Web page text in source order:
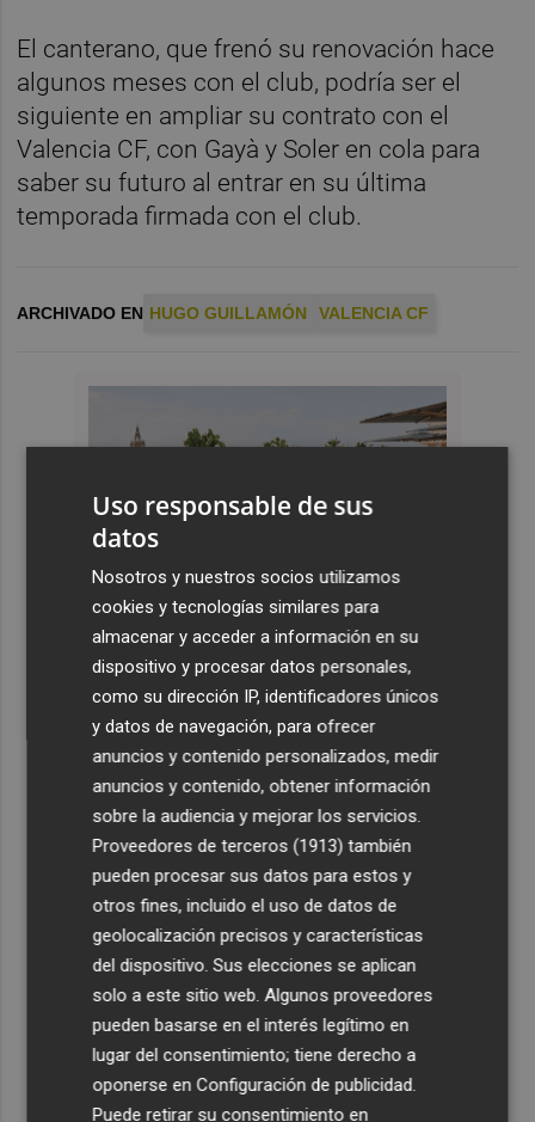
El canterano, que frenó su renovación hace
algunos meses con el club, podría ser el
siguiente en ampliar su contrato con el
Valencia CF, con Gayà y Soler en cola para
saber su futuro al entrar en su última
temporada firmada con el club.
ARCHIVADO EN HUGO GUILLAMÓN VALENCIA CF
Uso responsable de sus
datos
Nosotros y nuestros socios utilizamos
cookies y tecnologías similares para
almacenar y acceder a información en su
dispositivo y procesar datos personales,
como su dirección IP, identificadores únicos
y datos de navegación, para ofrecer
anuncios y contenido personalizados, medir
anuncios y contenido, obtener información
sobre la audiencia y mejorar los servicios.
Proveedores de terceros (1913) también
pueden procesar sus datos para estos y
otros fines, incluido el uso de datos de
geolocalización precisos y características
del dispositivo. Sus elecciones se aplican
solo a este sitio web. Algunos proveedores
pueden basarse en el interés legítimo en
lugar del consentimiento; tiene derecho a
oponerse enConfiguración de publicidad
Puede retirar su consentimiento en